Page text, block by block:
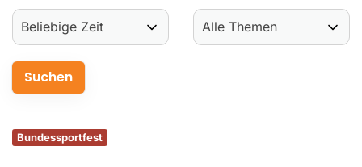
Bundessportfest
Verantwortung
Aus- und Fortbildungen